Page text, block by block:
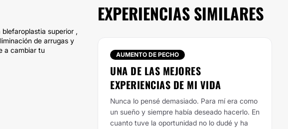
superior ,
de arrugas y
a cambiar tu
EXPERIENCIAS SIMILARES
AUMENTO DE PECHO
UNA DE LAS MEJORES
EXPERIENCIAS DE MI VIDA
Nunca lo pensé demasiado. Para mí era como
un sueño y siempre había deseado hacerlo. En
cuanto tuve la oportunidad no lo dudé y ha